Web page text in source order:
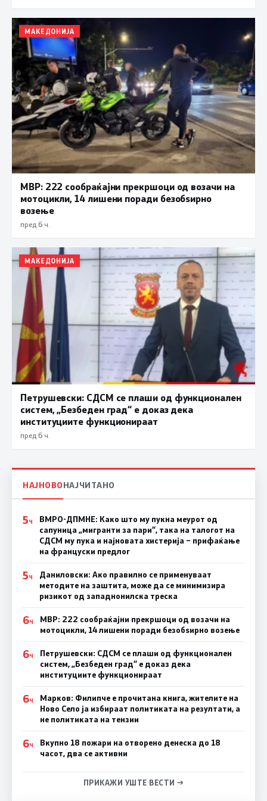
МАКЕДОНИЈА
МВР: 222 сообраќајни прекршоци од возачи на
мотоцикли, 14 лишени поради безобѕирно
возење
пред 6 ч.
МАКЕДОНИЈА
Петрушевски: СДСМ се плаши од функционален
систем, „Безбеден град“ е доказ дека
институциите функционираат
пред 6 ч.
НАЈНОВОНАЈЧИТАНО
5Ч
ВМРО-ДПМНЕ: Како што му пукна меурот од
сапуница „мигранти за пари“, така на талогот на
СДСМ му пука и најновата хистерија – прифаќање
на француски предлог
5Ч
Даниловски: Ако правилно се применуваат
методите на заштита, може да се минимизира
ризикот од западнонилска треска
6Ч
МВР: 222 сообраќајни прекршоци од возачи на
мотоцикли, 14 лишени поради безобѕирно возење
6Ч
Петрушевски: СДСМ се плаши од функционален
систем, „Безбеден град“ е доказ дека
институциите функционираат
6Ч
Марков: Филипче е прочитана книга, жителите на
Ново Село ја избираат политиката на резултати, а
не политиката на тензии
6Ч
Вкупно 18 пожари на отворено денеска до 18
часот, два се активни
ПРИКАЖИ УШТЕ ВЕСТИ →